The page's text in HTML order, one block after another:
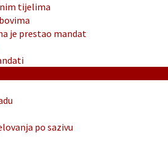
tijelima
je prestao mandat
po sazivu